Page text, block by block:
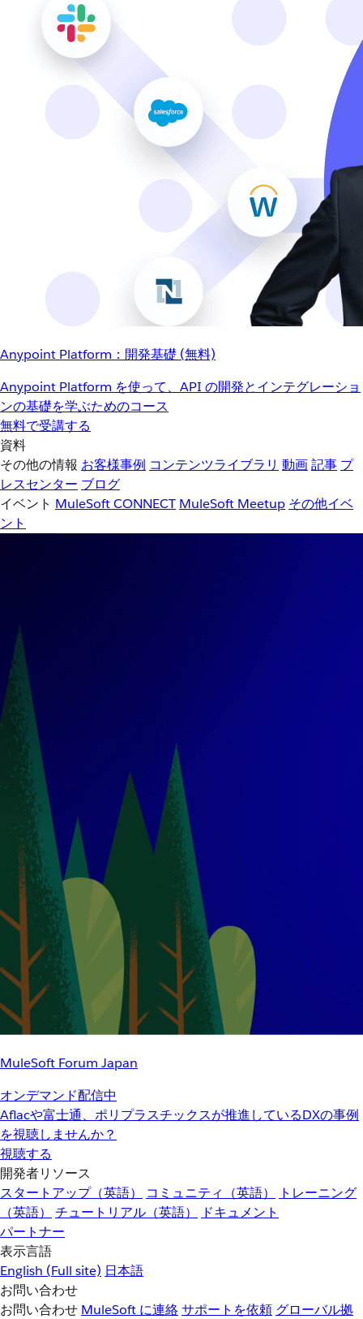
Anypoint Platform：開発基礎 (無料)
Anypoint Platform を使って、API の開発とインテグレーショ
ンの基礎を学ぶためのコース
無料で受講する
資料
その他の情報 お客様事例 コンテンツライブラリ 動画記事 プ
レスセンター ブログ
イベント MuleSoft CONNECT MuleSoft Meetup その他イベ
ント
MuleSoft Forum Japan
オンデマンド配信中
Aflacや富士通、ポリプラスチックスが推進しているDXの事例
を視聴しませんか？
視聴する
開発者リソース
スタートアップ（英語）
コミュニティ（英語）
トレーニング
（英語）
チュートリアル（英語）
ドキュメント
パートナー
表示言語
English (Full site) 日本語
お問い合わせ
お問い合わせ MuleSoft に連絡サポートを依頼 グローバル拠